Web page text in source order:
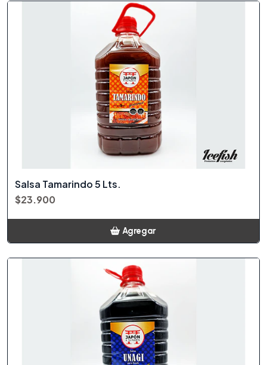
Salsa Tamarindo 5 Lts.
$23.900
Agregar